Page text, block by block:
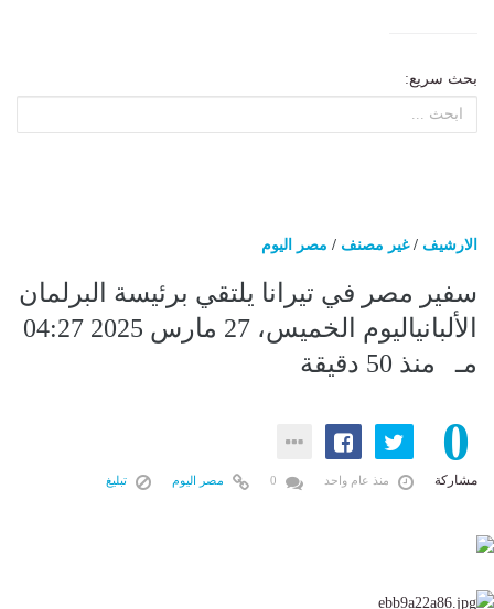
بحث سريع:
الارشيف /غير مصنف / مصر اليوم
سفير مصر في تيرانا يلتقي برئيسة البرلمان
الألبانياليوم الخميس، 27 مارس 2025 04:27
مـ منذ 50 دقيقة
0
مشاركة منذ عام واحد مصر اليوم تبليغ